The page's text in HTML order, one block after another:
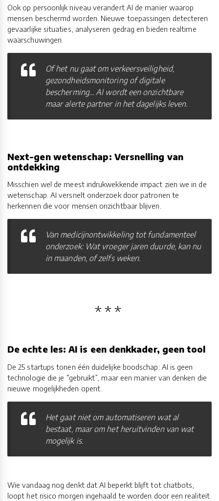
Ook op persoonlijk niveau verandert AI de manier waarop
mensen beschermd worden. Nieuwe toepassingen detecteren
gevaarlijke situaties, analyseren gedrag en bieden realtime
waarschuwingen.
Of het nu gaat om verkeersveiligheid,
gezondheidsmonitoring of digitale
bescherming... AI wordt een onzichtbare
maar alerte partner in het dagelijks leven.
Next-gen wetenschap: Versnelling van
ontdekking
Misschien wel de meest indrukwekkende impact zien we in de
wetenschap. AI versnelt onderzoek door patronen te
herkennen die voor mensen onzichtbaar blijven.
Van medicijnontwikkeling tot fundamenteel
onderzoek: Wat vroeger jaren duurde, kan nu
in maanden, of zelfs weken.
De echte les: AI is een denkkader, geen tool
De 25 startups tonen één duidelijke boodschap: AI is geen
technologie die je “gebruikt”, maar een manier van denken die
nieuwe mogelijkheden opent.
Het gaat niet om automatiseren wat al
bestaat, maar om het heruitvinden van wat
mogelijk is.
Wie vandaag nog denkt dat AI beperkt blijft tot chatbots,
loopt het risico morgen ingehaald te worden door een realiteit